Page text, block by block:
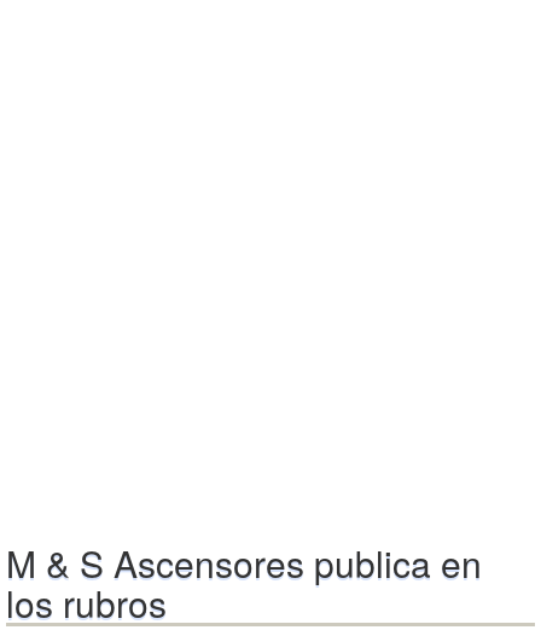
M & S Ascensores publica en
los rubros